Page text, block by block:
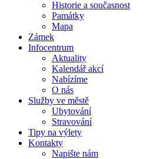
Historie a současnost
Památky
Mapa
Zámek
Infocentrum
Aktuality
Kalendář akcí
Nabízíme
O nás
Služby ve městě
Ubytování
Stravování
Tipy na výlety
Kontakty
Napište nám